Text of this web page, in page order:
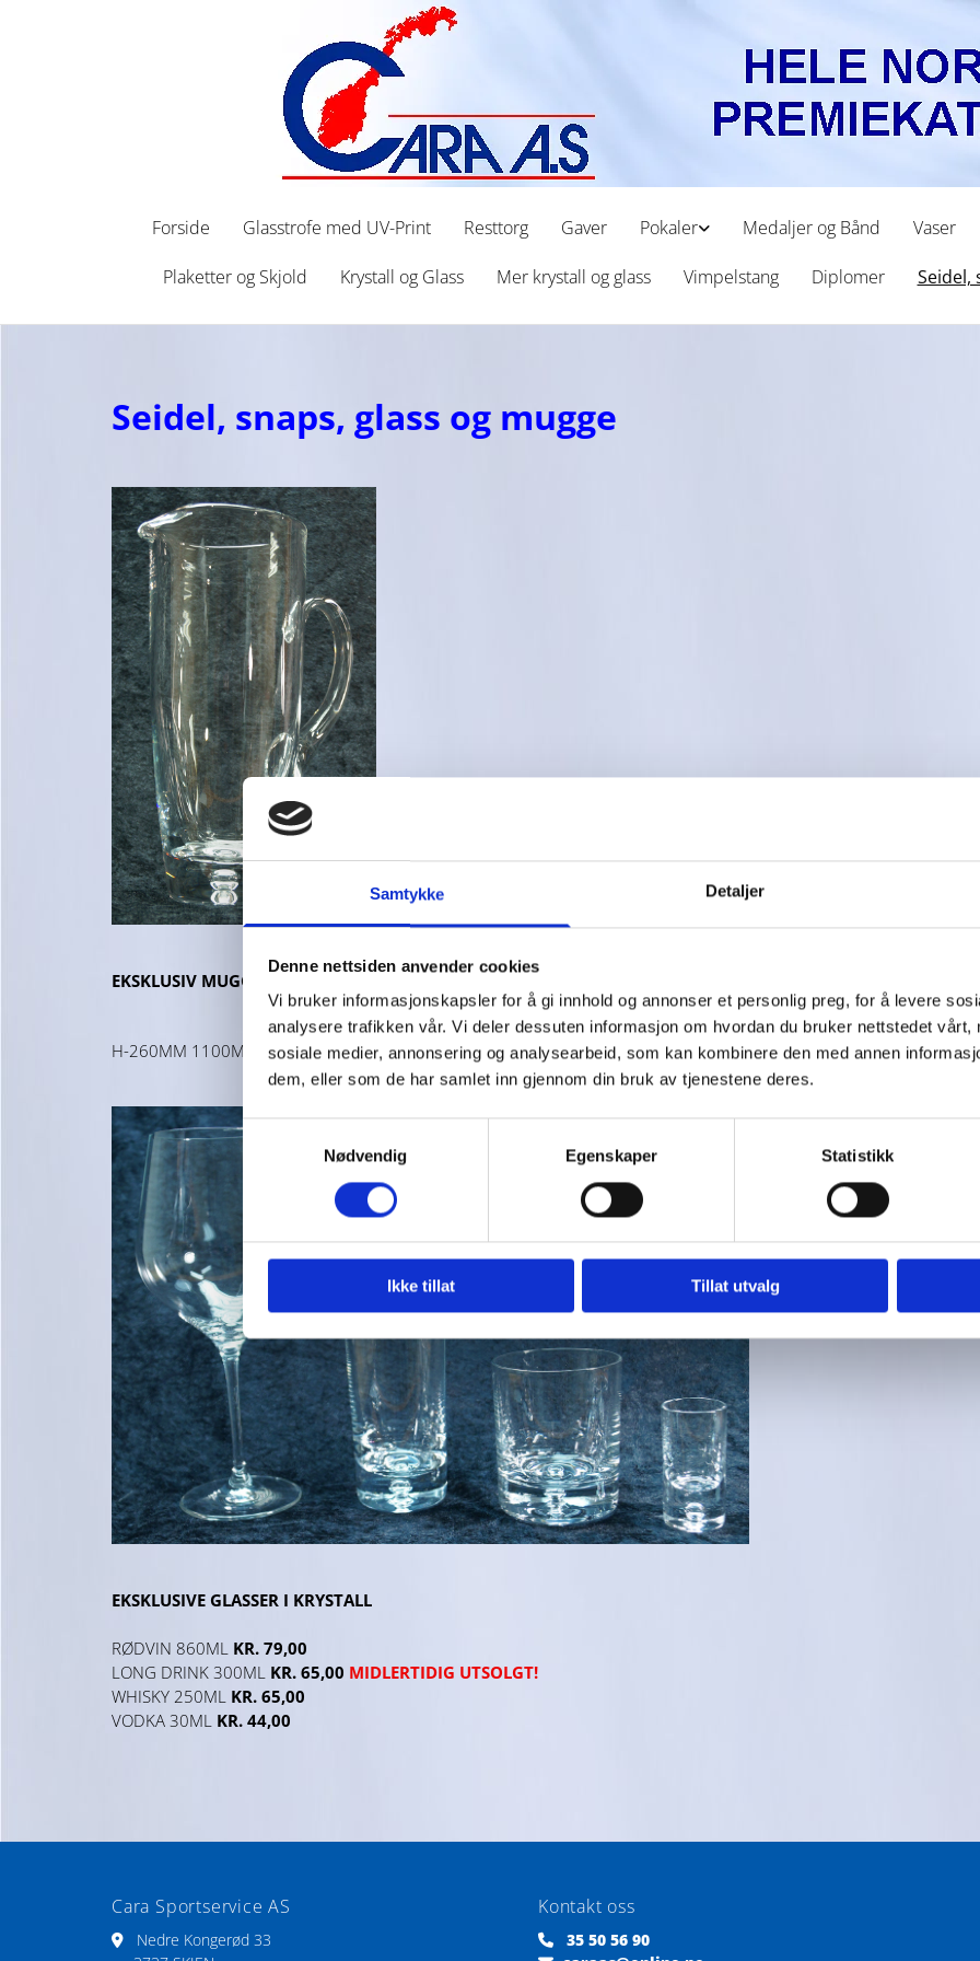
Samtykke Detaljer
Denne nettsiden anvender cookies
Vi bruker informasjonskapsler for å gi innhold og annonser et personlig preg, for å levere
analysere trafikken vår. Vi deler dessuten informasjon om hvordan du bruker nettstedet vårt,
sosiale medier, annonsering og analysearbeid, som kan kombinere den med annen
dem, eller som de har samlet inn gjennom din bruk av tjenestene deres.
Samtykkevalg
Nødvendig
Egenskaper Statistikk
Ikke tillat Tillat utvalg
Forside Glasstrofe med UV-Print Resttorg Gaver Pokaler Medaljer og Bånd Vaser
Plaketter og Skjold Krystall og Glass Mer krystall og glass Vimpelstang Diplomer Seidel,
Seidel, snaps, glass og mugge
EKSKLUSIV MUGGE I KRYSTALL
H-260MM 1100ML KR. 659,00
EKSKLUSIVE GLASSER I KRYSTALL
RØDVIN 860ML KR. 79,00
LONG DRINK 300ML KR. 65,00 MIDLERTIDIG UTSOLGT!
WHISKY 250ML KR. 65,00
VODKA 30ML KR. 44,00
Cara Sportservice AS

Nedre Kongerød 33
Kontakt oss
 35 50 56 90